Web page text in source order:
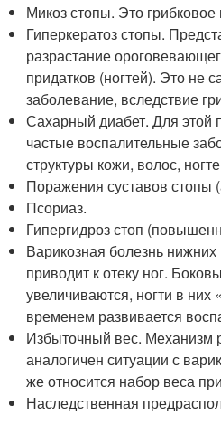
Микоз стопы. Это
Гиперкератоз стопы.
разрастание
придатков (ногтей). Это не
заболевание, вследствие
Сахарный диабет. Для этой
частые воспалительные
структуры кожи, волос,
Поражения суставов стопы
Псориаз.
Гипергидроз стоп
Варикозная болезнь нижних
приводит к отеку ног.
увеличиваются, ногти в
временем развивается
Избыточный вес. Механизм
аналогичен ситуации с
же относится набор веса
Наследственная